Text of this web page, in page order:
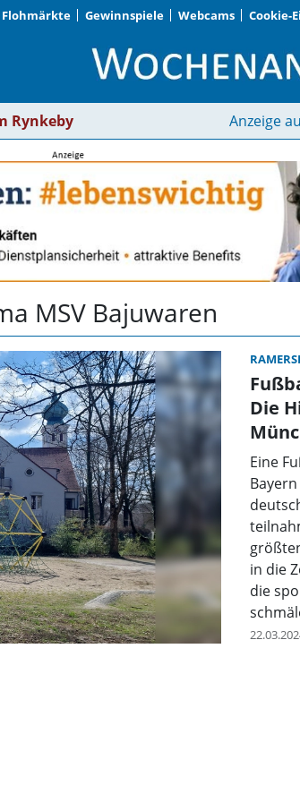
Flohmärkte Gewinnspiele Webcams Cookie-
|
Rynkeby Anzeige
MSV Bajuwaren
Die
Eine
in die
die